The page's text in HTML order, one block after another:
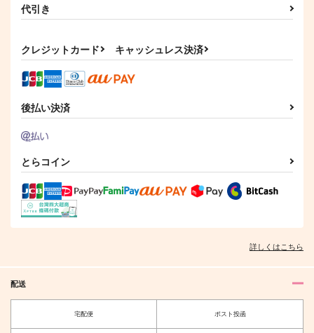
代引き
クレジットカード キャッシュレス決済
後払い決済
とらコイン
詳しくはこちら
配送
宅配便 ポスト投函